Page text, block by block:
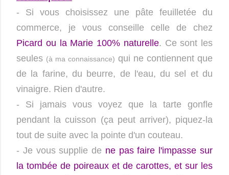
- Si vous choisissez une pâte feuilletée du
commerce, je vous conseille celle de chez
Picard ou la Marie 100% naturelle. Ce sont les
seules (à ma connaissance) qui ne contiennent que
de la farine, du beurre, de l'eau, du sel et du
vinaigre. Rien d'autre.
- Si jamais vous voyez que la tarte gonfle
pendant la cuisson (ça peut arriver), piquez-la
tout de suite avec la pointe d'un couteau.
- Je vous supplie de ne pas faire l'impasse sur
la tombée de poireaux et de carottes, et sur les